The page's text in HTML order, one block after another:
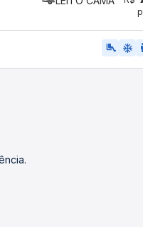
airline_seat_legroom_extra ac_unit